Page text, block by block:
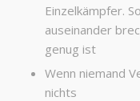
Einzelkämpfer.
auseinander
genug ist
Wenn niemand
nichts